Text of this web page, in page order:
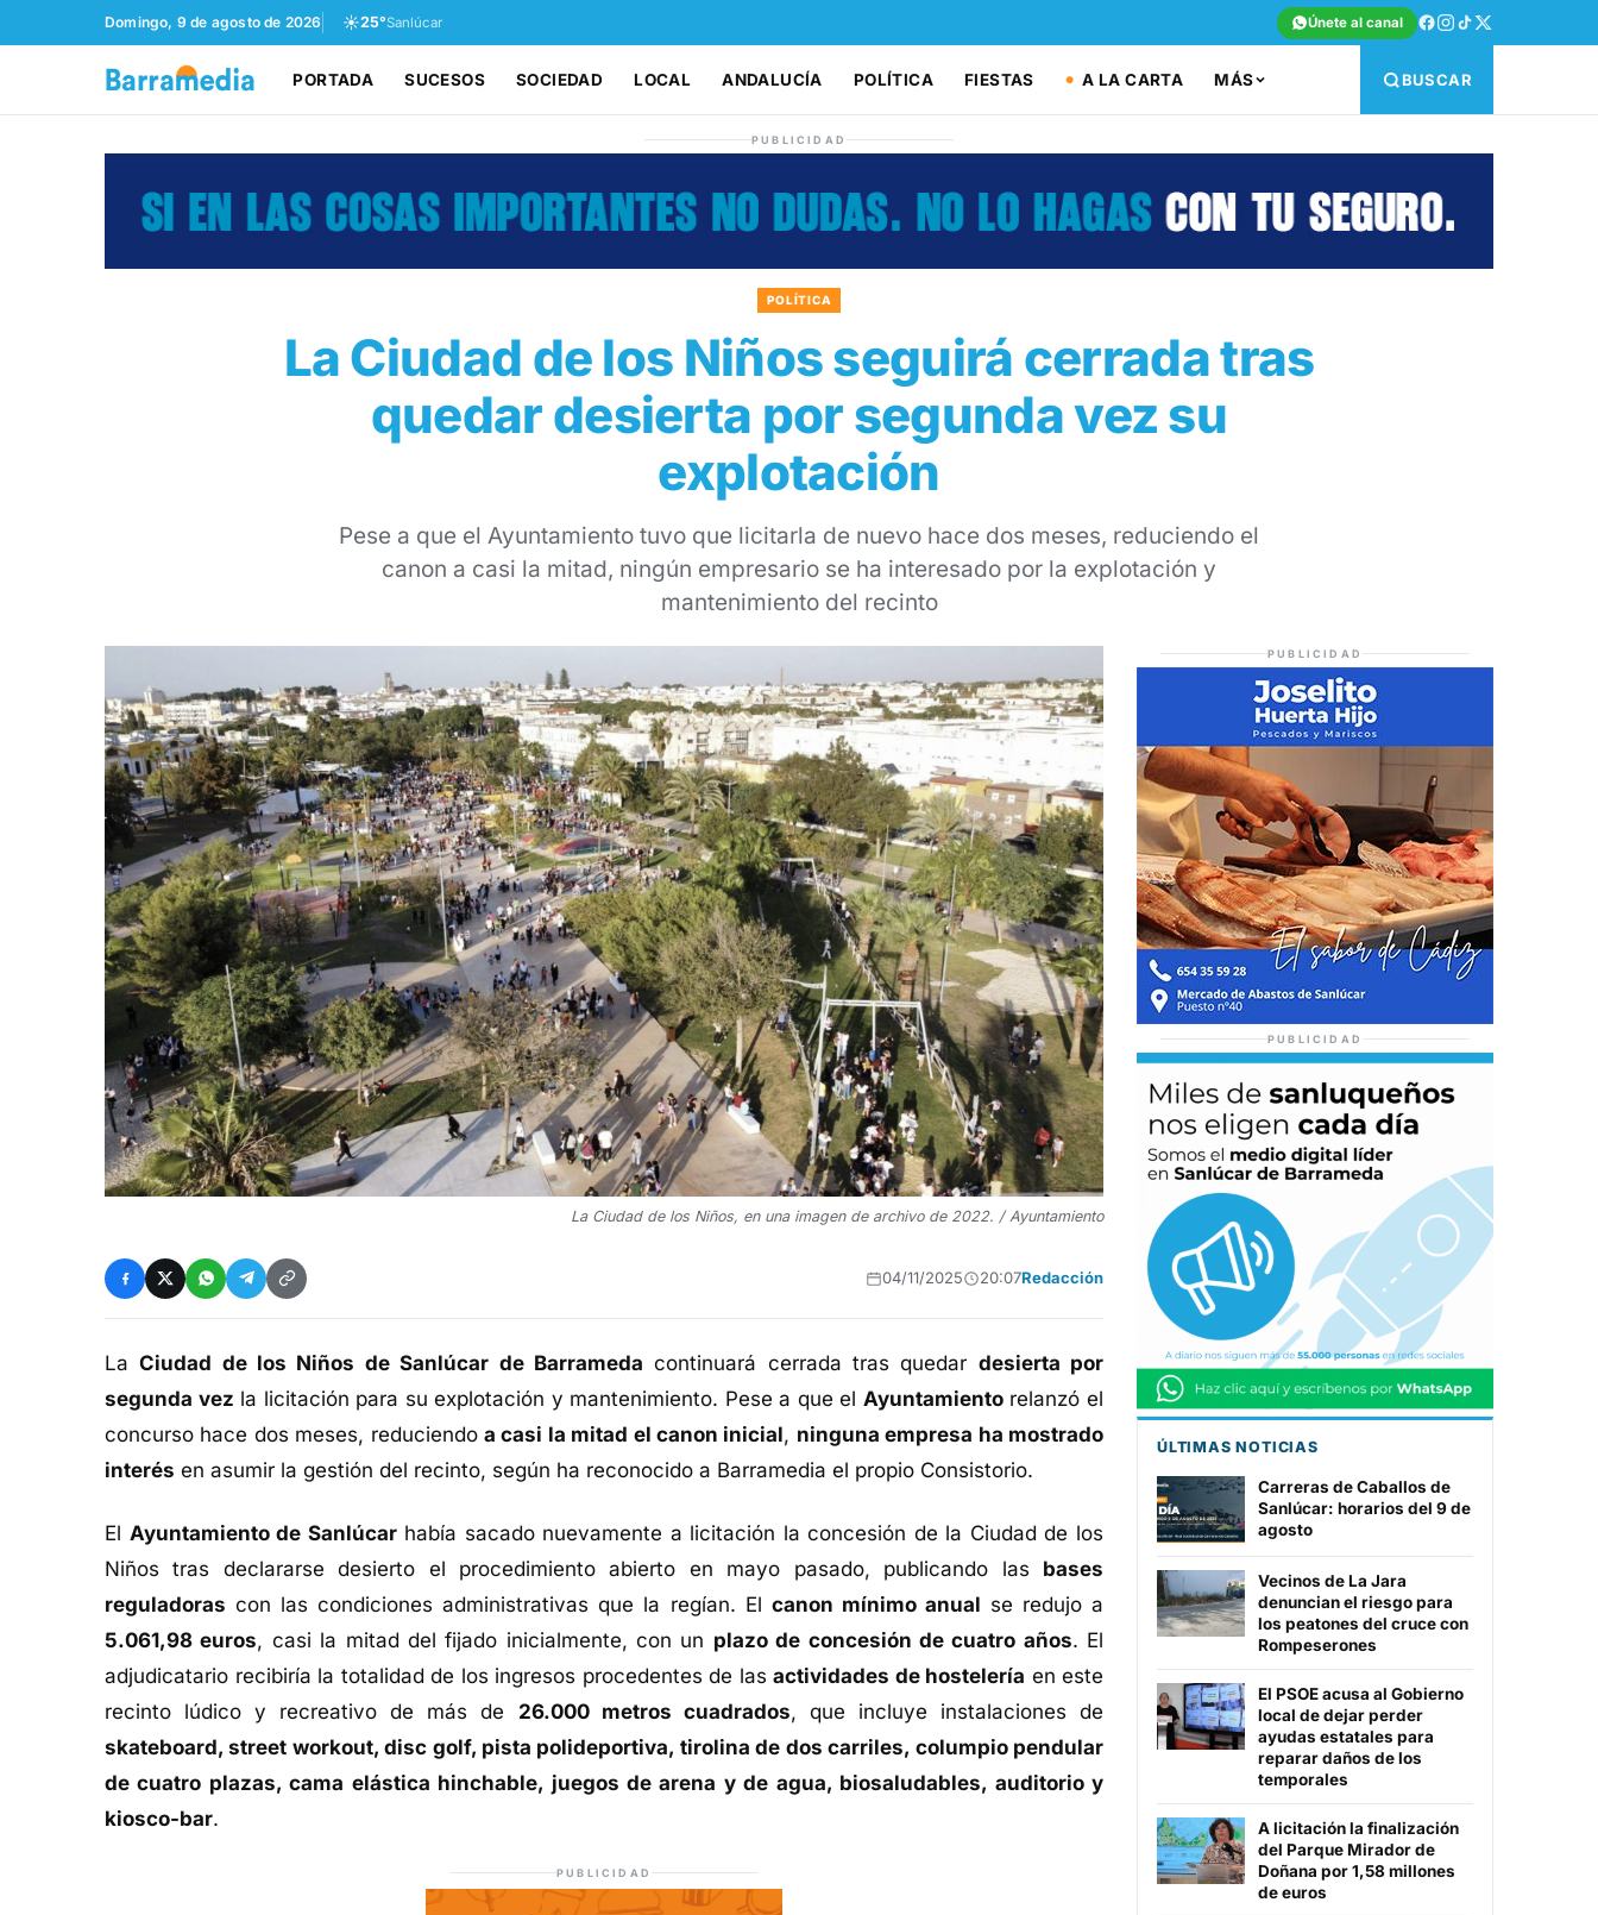
Domingo, 9 de agosto de 2026 ☀️25°Sanlúcar Únete al canal
PORTADA SUCESOS SOCIEDAD LOCAL ANDALUCÍA POLÍTICA FIESTAS A LA CARTA MÁS BUSCAR
PUBLICIDAD
POLÍTICA
La Ciudad de los Niños seguirá cerrada tras
quedar desierta por segunda vez su
explotación
Pese a que el Ayuntamiento tuvo que licitarla de nuevo hace dos meses, reduciendo el
canon a casi la mitad, ningún empresario se ha interesado por la explotación y
mantenimiento del recinto
La Ciudad de los Niños, en una imagen de archivo de 2022. / Ayuntamiento
04/11/2025 20:07Redacción
LaCiudad de los Niños de Sanlúcar de Barrameda continuará cerrada tras quedar desierta por
segunda vez la licitación para su explotación y mantenimiento. Pese a que el Ayuntamientorelanzó el
concurso hace dos meses, reduciendo a casi la mitad el canon inicial, ninguna empresa ha mostrado
interés en asumir la gestión del recinto, según ha reconocido a Barramedia el propio Consistorio.
El Ayuntamiento de Sanlúcarhabía sacado nuevamente a licitación la concesión de la Ciudad de los
Niños tras declararse desierto el procedimiento abierto en mayo pasado, publicando las bases
reguladoras con las condiciones administrativas que la regían. El canon mínimo anual se redujo a
5.061,98 euros, casi la mitad del fijado inicialmente, con un plazo de concesión de cuatro años. El
adjudicatario recibiría la totalidad de los ingresos procedentes de las actividades de hostelería en este
recinto lúdico y recreativo de más de 26.000 metros cuadrados, que incluye instalaciones de
skateboard, street workout, disc golf, pista polideportiva, tirolina de dos carriles, columpio pendular
de cuatro plazas, cama elástica hinchable, juegos de arena y de agua, biosaludables, auditorio y
kiosco-bar.
PUBLICIDAD
PUBLICIDAD
PUBLICIDAD
ÚLTIMAS NOTICIAS
Carreras de Caballos de
Sanlúcar: horarios del 9 de
agosto
Vecinos de La Jara
denuncian el riesgo para
los peatones del cruce con
Rompeserones
El PSOE acusa al Gobierno
local de dejar perder
ayudas estatales para
reparar daños de los
temporales
A licitación la finalización
del Parque Mirador de
Doñana por 1,58 millones
de euros